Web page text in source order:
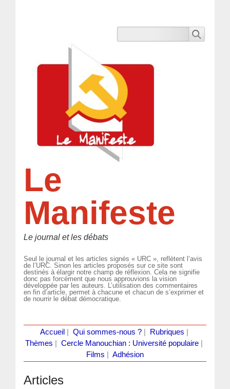
Le
Manifeste
Le journal et les débats
Seul le journal et les articles signés « URC », reflètent l’avis
de l’URC. Sinon les articles proposés sur ce site sont
destinés à élargir notre champ de réflexion. Cela ne signifie
donc pas forcément que nous approuvions la vision
développée par les auteurs. L’utilisation des commentaires
en fin d’article, permet à chacune et chacun de s’exprimer et
de nourrir le débat démocratique.
Accueil Qui sommes-nous ?| Rubriques
Thèmes
Cercle Manouchian : Université populaire
Films
Adhésion
Articles